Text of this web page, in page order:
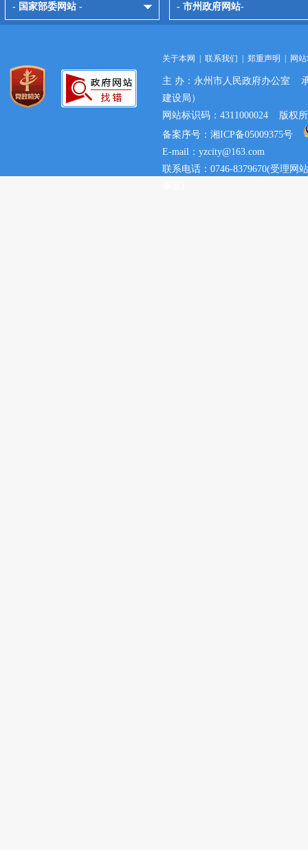
- 国家部委网站 - - 市州政府网站-
关于本网 联系我们 郑重声明 网
主 办：永州市人民政府办公室
建设局）
网站标识码：4311000024 版权
备案序号：湘ICP备05009375号
E-mail：yzcity@163.com
联系电话：0746-8379670(受理网